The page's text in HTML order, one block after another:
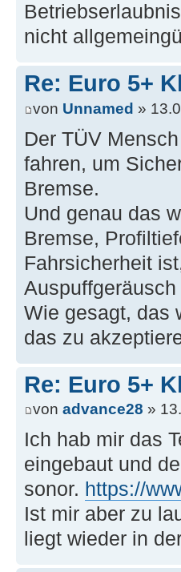
nicht
Re: Euro 5+
von Unnamed »
Der TÜV
fahren, um
Bremse.
Und genau das
Bremse,
Fahrsicherheit
Wie gesagt, das
das zu
Re: Euro 5+
von advance28 »
Ich hab mir das
eingebaut und
sonor. https://
Ist mir aber zu
liegt wieder in